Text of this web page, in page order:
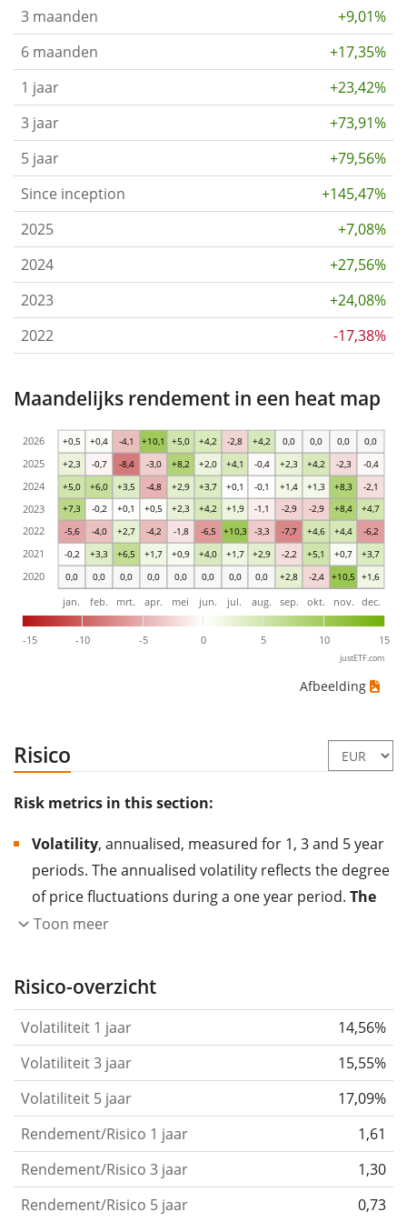
3 maanden
+9,01%
6 maanden
+17,35%
1 jaar
+23,42%
3 jaar
+73,91%
5 jaar
+79,56%
Since inception
+145,47%
2025
+7,08%
2024
+27,56%
2023
+24,08%
2022
-17,38%
Maandelijks rendement in een heat map
0,0 0,0 0,0 0,0 0,0 0,0 0,0 0,0 +2,8 -2,4 +10,5 +1,6
-0,2 +3,3 +6,5 +1,7 +0,9 +4,0 +1,7 +2,9 -2,2 +5,1 +0,7 +3,7
-5,6 -4,0 +2,7 -4,2 -1,8 -6,5 +10,3 -3,3 -7,7 +4,6 +4,4 -6,2
+7,3 -0,2 +0,1 +0,5 +2,3 +4,2 +1,9 -1,1 -2,9 -2,9 +8,4 +4,7
+5,0 +6,0 +3,5 -4,8 +2,9 +3,7 +0,1 -0,1 +1,4 +1,3 +8,3 -2,1
+2,3 -0,7 -8,4 -3,0 +8,2 +2,0 +4,1 -0,4 +2,3 +4,2 -2,3 -0,4
+0,5 +0,4 -4,1 +10,1 +5,0 +4,2 -2,8 +4,2 0,0 0,0 0,0 0,0
-15 -10 -5 0 5 10 15
jan. feb. mrt. apr. mei jun. jul. aug. sep. okt. nov. dec.
2020
2021
2022
2023
2024
2025
2026
justETF.com
Afbeelding
Risico
Risk metrics in this section:
Volatility, annualised, measured for 1, 3 and 5 year
periods. The annualised volatility reflects the degree
of price fluctuations during a one year period. The
higher the volatility, the more significantly the
the past.
Assets with higher volatility are generally
based on the data for the past 1, 3 and 5 years so
that you can see if price fluctuations for the ETF
became stronger or weaker over time.
Return per riskfor 1, 3 and 5 year periods. This is
the annualised (i.e. converted to a one year period)
past return divided by the past annualised volatility.
The metric puts the historical return of an asset
Toon meer
Risico-overzicht
Volatiliteit 1 jaar
14,56%
Volatiliteit 3 jaar
15,55%
Volatiliteit 5 jaar
17,09%
Rendement/Risico 1 jaar
1,61
Rendement/Risico 3 jaar
1,30
Rendement/Risico 5 jaar
0,73